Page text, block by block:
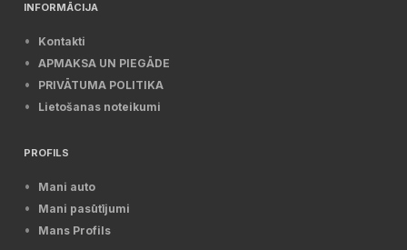
INFORMĀCIJA
Kontakti
APMAKSA UN PIEGĀDE
PRIVĀTUMA POLITIKA
Lietošanas noteikumi
PROFILS
Mani auto
Mani pasūtījumi
Mans Profils